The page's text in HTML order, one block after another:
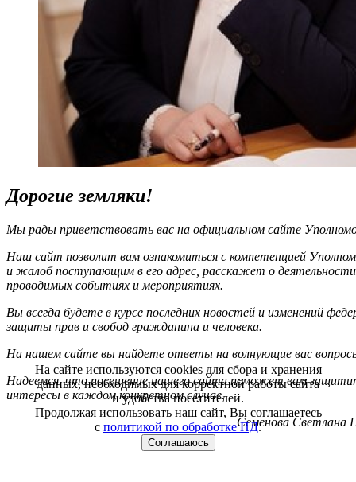
Дорогие земляки!
Мы рады приветствовать вас на официальном сайте
Наш сайт позволит вам ознакомиться с компетенцией
и жалоб поступающим в его адрес, расскажет о
проводимых событиях и мероприятиях.
Вы всегда будете в курсе последних новостей и изменений
защиты прав и свобод гражданина и человека.
На нашем сайте вы найдете ответы на волнующие вас
Надеемся, что посещение нашего сайта поможет вам
интересы в каждом конкретном случае.
Семенова Светлана
На сайте используются cookies для сбора и хранения
данных, необходимых для корректной работы сайта
и удобства посетителей.
Продолжая использовать наш сайт, Вы соглашаетесь
с политикой по обработке ПД.
Соглашаюсь